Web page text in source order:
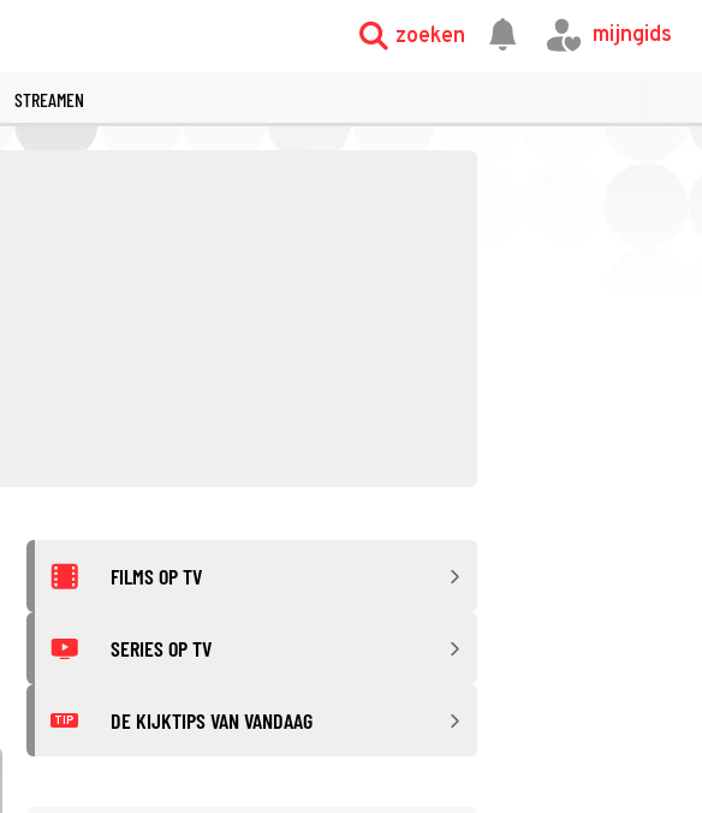
zoeken mijngids
STREAMEN
FILMS OP TV
SERIES OP TV
TIP DE KIJKTIPS VAN VANDAAG